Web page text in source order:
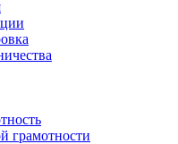
грамотности